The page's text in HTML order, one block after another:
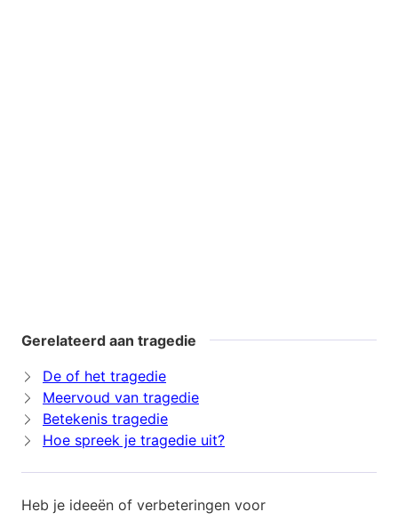
Gerelateerd aan tragedie
De of het tragedie
Meervoud van tragedie
Betekenis tragedie
Hoe spreek je tragedie uit?
Heb je ideeën of verbeteringen voor